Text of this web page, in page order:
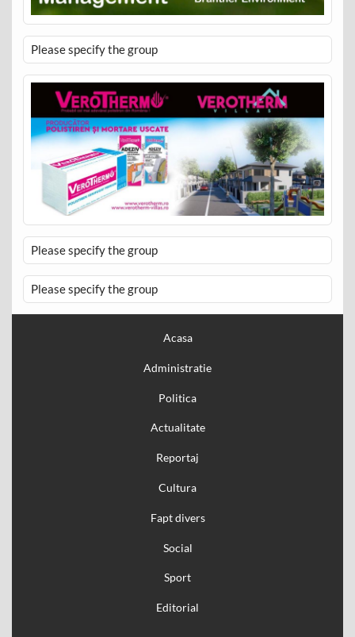
Please specify the group
Please specify the group
Please specify the group
Acasa
Administratie
Politica
Actualitate
Reportaj
Cultura
Fapt divers
Social
Sport
Editorial